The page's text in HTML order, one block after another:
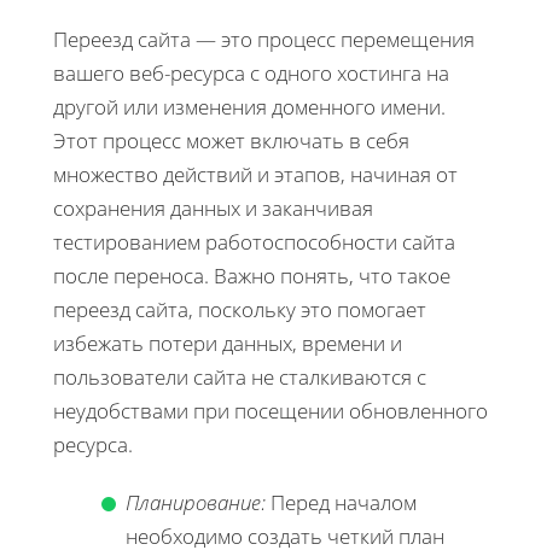
Переезд сайта — это процесс перемещения
вашего веб-ресурса с одного хостинга на
другой или изменения доменного имени.
Этот процесс может включать в себя
множество действий и этапов, начиная от
сохранения данных и заканчивая
тестированием работоспособности сайта
после переноса. Важно понять, что такое
переезд сайта, поскольку это помогает
избежать потери данных, времени и
пользователи сайта не сталкиваются с
неудобствами при посещении обновленного
ресурса.
Планирование: Перед началом
необходимо создать четкий план